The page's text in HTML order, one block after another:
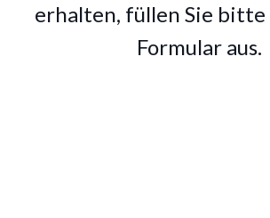
erhalten, füllen Sie bitte
Formular aus.